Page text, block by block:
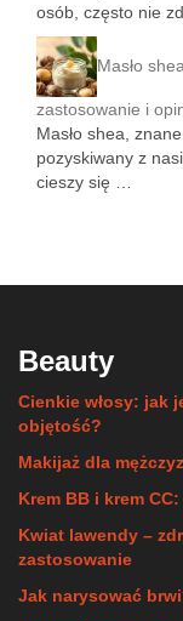
osób, często nie
Masło
zastosowanie i
Masło shea,
pozyskiwany z
cieszy się …
Beauty
Cienkie włosy: jak
objętość?
Makijaż dla
Krem BB i krem
Kwiat lawendy –
zastosowanie
Jak narysować